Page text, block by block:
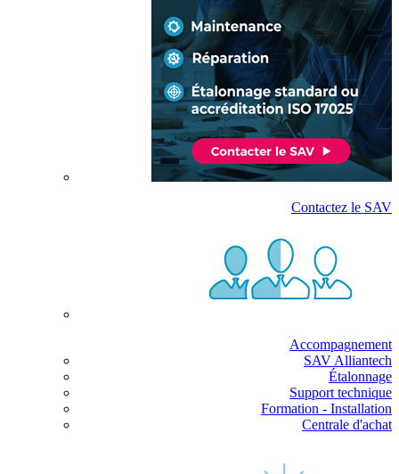
Contactez le SAV
Accompagnement
SAV Alliantech
Étalonnage
Support technique
Formation - Installation
Centrale d'achat